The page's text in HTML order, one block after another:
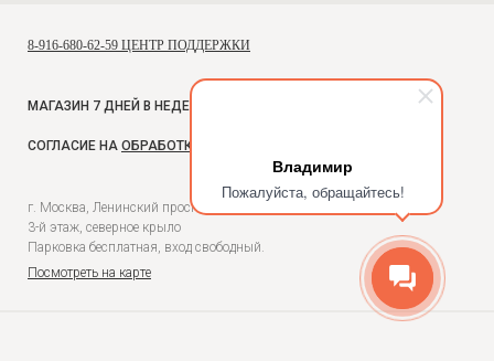
Владимир
Пожалуйста, обращайтесь!
8-916-680-62-59 ЦЕНТР ПОДДЕРЖКИ
МАГАЗИН 7 ДНЕЙ В НЕДЕЛЮ, С 10 ДО 18
СОГЛАСИЕ НА ОБРАБОТКУ ПЕРСОНАЛЬНЫХ ДАННЫХ
г. Москва, Ленинский проспект, 54, Универмаг Москва,
3-й этаж, северное крыло
Парковка бесплатная, вход свободный.
Посмотреть на карте